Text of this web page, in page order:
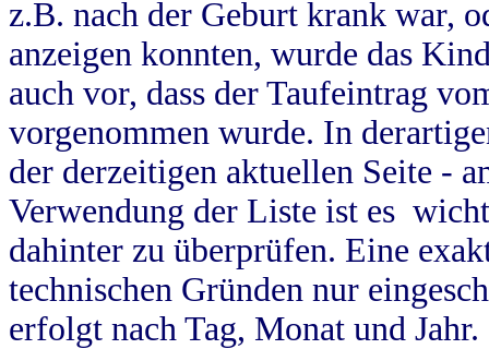
z.B. nach der Geburt krank war,
anzeigen konnten, wurde das
auch vor, dass der Taufeintrag
vorgenommen wurde. In
der derzeitigen aktuellen Seite -
Verwendung der Liste ist es
dahinter zu überprüfen. Eine
technischen Gründen nur
erfolgt nach Tag, Monat und Jahr.